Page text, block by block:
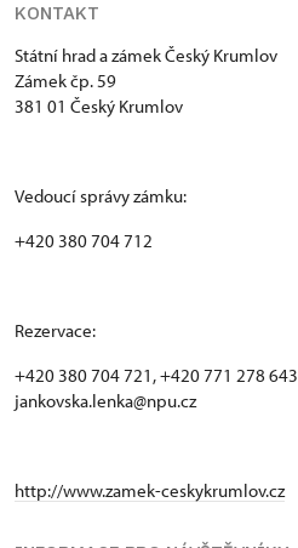
KONTAKT
Státní hrad a zámek Český Krumlov
Zámek čp. 59
381 01 Český Krumlov
Vedoucí správy zámku:
+420 380 704 712
Rezervace:
+420 380 704 721, +420 771 278 643
jankovska.lenka@npu.cz
http://www.zamek-ceskykrumlov.cz